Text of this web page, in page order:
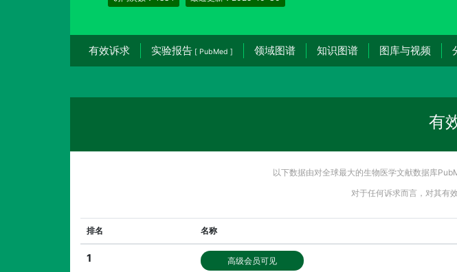
有效诉求 实验报告 [ PubMed ] 领域图谱 知识图谱 图库与视频
有
以下数据由对全球最大的生物医学文献数据库
对于任何诉求而言，对其有
排名 名称
1 高级会员可见